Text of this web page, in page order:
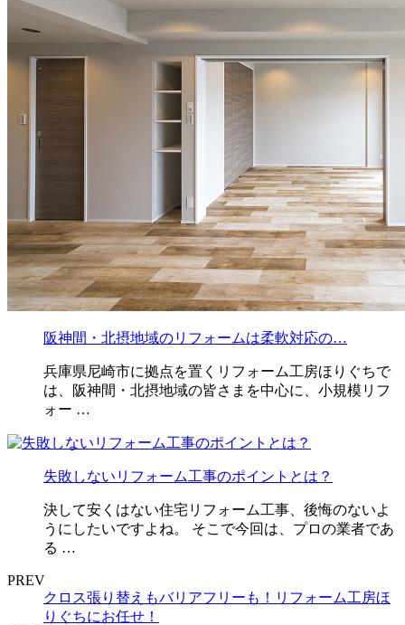
阪神間・北摂地域のリフォームは柔軟対応の…
兵庫県尼崎市に拠点を置くリフォーム工房ほりぐちで
は、阪神間・北摂地域の皆さまを中心に、小規模リフ
ォー …
失敗しないリフォーム工事のポイントとは？
決して安くはない住宅リフォーム工事、後悔のないよ
うにしたいですよね。 そこで今回は、プロの業者であ
る …
PREV
クロス張り替えもバリアフリーも！リフォーム工房ほ
りぐちにお任せ！